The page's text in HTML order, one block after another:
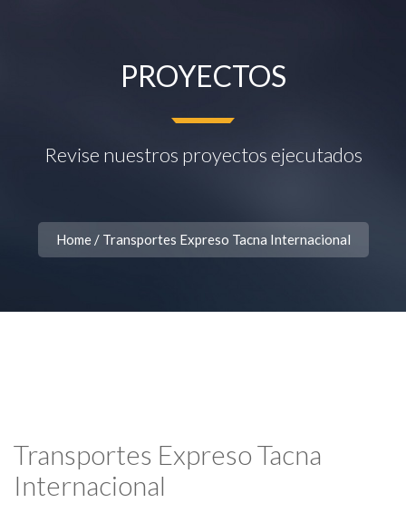
PROYECTOS
Revise nuestros proyectos ejecutados
Home/ Transportes Expreso Tacna Internacional
Transportes Expreso Tacna
Internacional